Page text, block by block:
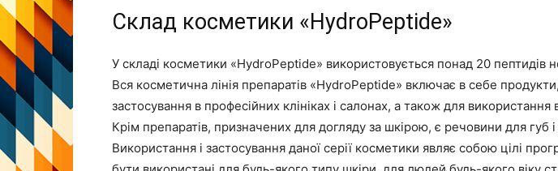
Склад косметики «HydroPeptide»
У складі косметики «HydroPeptide» використовується понад 20 пептидів
Вся косметична лінія препаратів «HydroPeptide» включає в себе
застосування в професійних клініках і салонах, а також для
Крім препаратів, призначених для догляду за шкірою, є речовини для губ і
Використання і застосування даної серії косметики являє собою цілі